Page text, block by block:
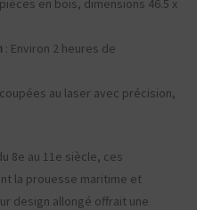
en bois, dimensions 46.5 x
: Environ 2 heures de
au laser avec précision,
8e au 11e siècle, ces
la prouesse maritime et
design allongé offrait une